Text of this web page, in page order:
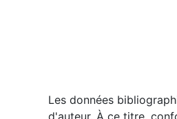
Les données
d'auteur. À ce titre,